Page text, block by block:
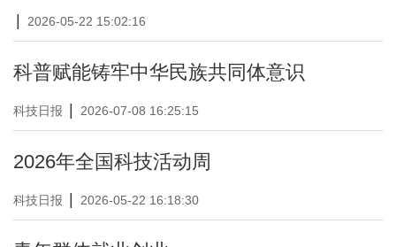
2026-05-22 15:02:16
科普赋能铸牢中华民族共同体意识
科技日报 2026-07-08 16:25:15
2026年全国科技活动周
科技日报 2026-05-22 16:18:30